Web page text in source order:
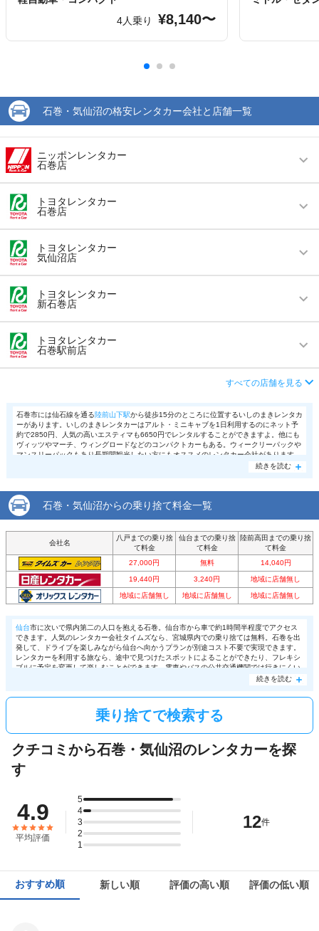
4人乗り
¥8,140〜
石巻・気仙沼の格安レンタカー会社と店舗一覧
ニッポンレンタカー
石巻店
営業時間 毎日 08:00 ～ 18:00
アクセス
住所 宮城県石巻市大街道北１－４－１２
トヨタレンタカー
石巻店
営業時間 毎日 08:30 ～ 19:00
アクセス
住所 宮城県石巻市大街道南5-3-85
この店舗でレンタカーを探す
トヨタレンタカー
気仙沼店
営業時間 毎日 08:30 ～ 19:00
アクセス
住所 宮城県気仙沼市田中前4-1-5
トヨタレンタカー
新石巻店
営業時間 毎日 08:00 ～ 19:00
アクセス 蛇田駅より徒歩で約11分（送迎なし）
店舗詳細 店舗詳細ページはこちら
この店舗でレンタカーを探す
トヨタレンタカー
石巻駅前店
住所 石巻市穀町56-2
店舗詳細 店舗詳細ページはこちら
この店舗でレンタカーを探す
すべての店舗を見る
石巻市には仙石線を通る陸前山下駅から徒歩15分のところに位置するいしのまきレンタカ
ーがあります。いしのまきレンタカーはアルト・ミニキャブを1日利用するのにネット予
約で2850円、人気の高いエスティマも6650円でレンタルすることができますよ。他にも
ヴィッツやマーチ、ウィングロードなどのコンパクトカーもある。ウィークリーパックや
マンスリーパックもあり長期間観光したい方にもオススメのレンタカー会社があります。
気仙沼市にはあまりレンタカー会社がないため、ニコニコレンタカーを利用するのがオス
続きを読む
石巻・気仙沼からの乗り捨て料金一覧
会社名
八戸までの乗り捨
て料金
仙台までの乗り捨
て料金
陸前高田までの乗り捨
て料金
27,000円
無料 14,040円
19,440円 3,240円 地域に店舗無し
地域に店舗無し 地域に店舗無し 地域に店舗無し
仙台市に次いで県内第二の人口を抱える石巻。仙台市から車で約1時間半程度でアクセス
できます。人気のレンタカー会社タイムズなら、宮城県内での乗り捨ては無料。石巻を出
発して、ドライブを楽しみながら仙台へ向かうプランが別途コスト不要で実現できます。
レンタカーを利用する旅なら、途中で見つけたスポットによることができたり、フレキシ
ブルに予定を変更して楽しむことができます。電車やバスの公共交通機関では行きにくい
石巻のコアなスポットも、レンタカー旅ならロスタイムなくアクセスすることができます
ワンウェイドライブも＋7.560円で楽しむことができます。グループの人数によっては電
車や高速バス移動よりもリーズナブルで、より幅の広い楽しみ方ができるはず。ぜひこの
機会に乗り捨てサービスを利用してみてはいかがでしょうか。
続きを読む
乗り捨てで検索する
クチコミから石巻・気仙沼のレンタカーを探
す
4.9
平均評価
5
4
3
2
1
12件
おすすめ順 新しい順 評価の高い順 評価の低い順